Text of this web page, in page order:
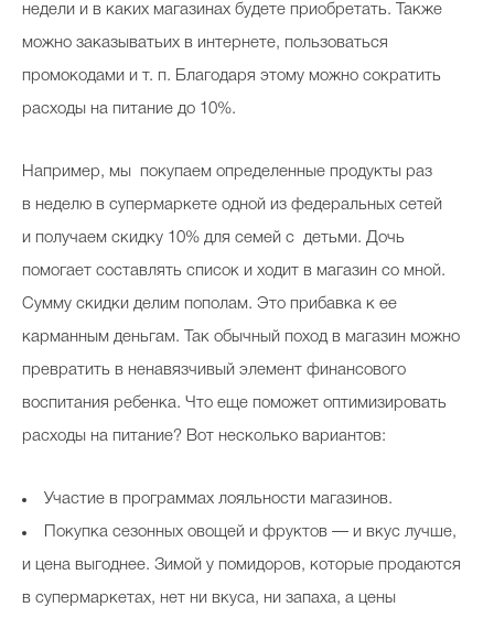
недели и в каких магазинах будете приобретать. Также
можно заказыватьих в интернете, пользоваться
промокодами и т. п. Благодаря этому можно сократить
расходы на питание до 10%.
Например, мы покупаем определенные продукты раз
в неделю в супермаркете одной из федеральных сетей
и получаем скидку 10% для семей с детьми. Дочь
помогает составлять список и ходит в магазин со мной.
Сумму скидки делим пополам. Это прибавка к ее
карманным деньгам. Так обычный поход в магазин можно
превратить в ненавязчивый элемент финансового
воспитания ребенка. Что еще поможет оптимизировать
расходы на питание? Вот несколько вариантов:
Участие в программах лояльности магазинов.
Покупка сезонных овощей и фруктов — и вкус лучше,
и цена выгоднее. Зимой у помидоров, которые продаются
в супермаркетах, нет ни вкуса, ни запаха, а цены